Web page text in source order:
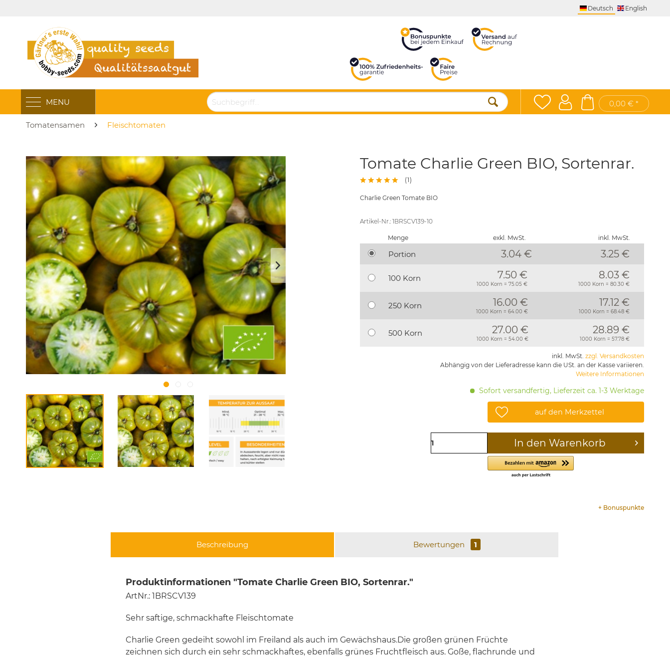
Deutsch English
MENU 0,00 € *
Tomatensamen Fleischtomaten
Tomate Charlie Green BIO, Sortenrar.
(1)
Charlie Green Tomate BIO
Artikel-Nr.: 1BRSCV139-10
Menge exkl. MwSt. inkl. MwSt.
Portion 3.04 € 3.25€
100 Korn 7.50 €
1000 Korn = 75.05 €
8.03 €
1000 Korn = 80.30 €
250 Korn 16.00 €
1000 Korn = 64.00 €
17.12 €
1000 Korn = 68.48 €
500 Korn 27.00 €
1000 Korn = 54.00 €
28.89 €
1000 Korn = 57.78 €
inkl. MwSt. zzgl. Versandkosten
Abhängig von der Lieferadresse kann die USt. an der Kasse variieren.
Weitere Informationen
Sofort versandfertig, Lieferzeit ca. 1-3 Werktage
auf den Merkzettel
In den Warenkorb
+ Bonuspunkte
Beschreibung Bewertungen 1
Produktinformationen "Tomate Charlie Green BIO, Sortenrar."
ArtNr.: 1BRSCV139
Sehr saftige, schmackhafte Fleischtomate
Charlie Green gedeiht sowohl im Freiland als auch im Gewächshaus.Die großen grünen Früchte
zeichnen sich durch ein sehr schmackhaftes, ebenfalls grünes Fruchtfleisch aus. Goße, flachrunde und